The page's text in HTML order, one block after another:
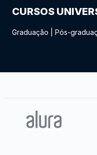
CURSOS
Graduação Pós-